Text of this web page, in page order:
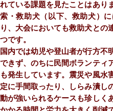
れている課題を⾒たことはあり
索・救助⽝（以下、救助⽝）
り、⼤会においても救助⽝との
つです。
国内では幼児や登⼭者が⾏⽅不
できず、のちに⺠間ボランティ
も発⽣しています。震災や⾵⽔
定に⼿間取ったり、しらみ潰し
動が強いられるケースも珍しく